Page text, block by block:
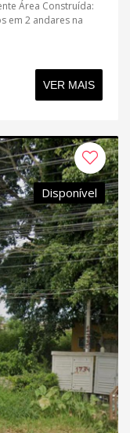
Área Construída:
em 2 andares na
VER MAIS
Disponível